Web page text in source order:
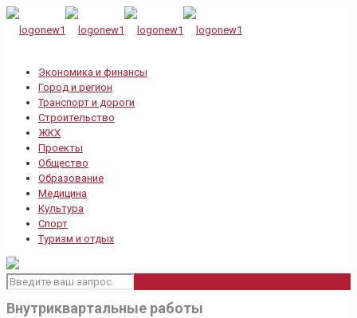
Экономика и финансы
Город и регион
Транспорт и дороги
Строительство
ЖКХ
Проекты
Общество
Образование
Медицина
Культура
Спорт
Туризм и отдых
Внутриквартальные работы